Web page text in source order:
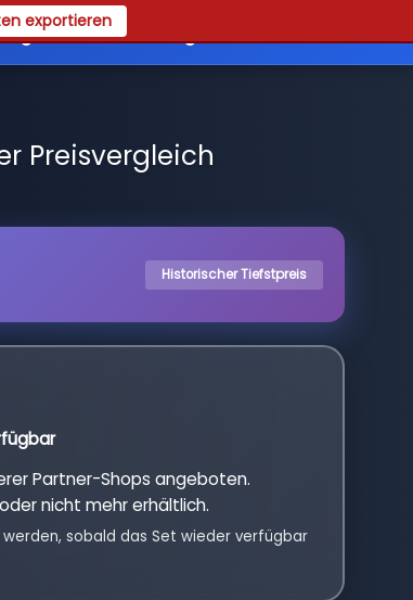
exportieren
Preisvergleich
Historischer Tiefstpreis
Partner-Shops angeboten.
nicht mehr erhältlich.
sobald das Set wieder verfügbar